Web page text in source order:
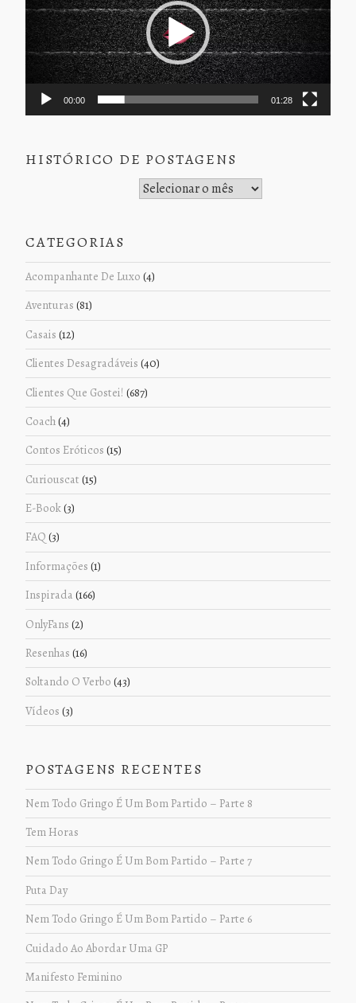
00:00 01:28
HISTÓRICO DE POSTAGENS
CATEGORIAS
Acompanhante De Luxo (4)
Aventuras (81)
Casais (12)
Clientes Desagradáveis (40)
Clientes Que Gostei! (687)
Coach(4)
Contos Eróticos (15)
Curiouscat (15)
E-Book(3)
FAQ (3)
Informações (1)
Inspirada (166)
OnlyFans (2)
Resenhas (16)
Soltando O Verbo (43)
Vídeos (3)
POSTAGENS RECENTES
Nem Todo Gringo É Um Bom Partido – Parte 8
Tem Horas
Nem Todo Gringo É Um Bom Partido – Parte 7
Puta Day
Nem Todo Gringo É Um Bom Partido – Parte 6
Cuidado Ao Abordar Uma GP
Manifesto Feminino